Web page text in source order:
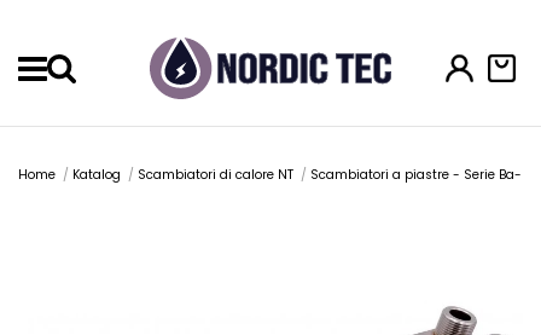
Home Katalog Scambiatori di calore NT Scambiatori a piastre - Serie Ba-23